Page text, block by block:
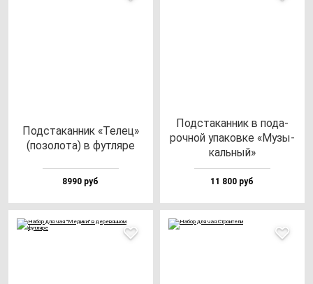
Под­ста­кан­ник «Телец»
(по­зо­ло­та) в фут­ля­ре
8990 руб
Под­ста­кан­ник в по­да­
роч­ной упа­ков­ке «Музы­
каль­ный»
11 800 руб